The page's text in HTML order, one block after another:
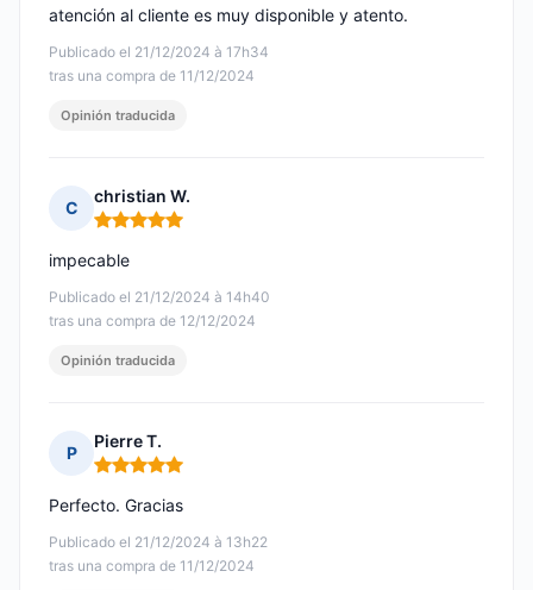
Publicado el 21/12/2024 à 17h34
tras una compra de 11/12/2024
atención al cliente es muy disponible y atento.
Opinión traducida
C
christian W.
Nota: 5 de 5
Publicado el 21/12/2024 à 14h40
tras una compra de 12/12/2024
impecable
Opinión traducida
P
Pierre T.
Nota: 5 de 5
Publicado el 21/12/2024 à 13h22
tras una compra de 11/12/2024
Perfecto. Gracias